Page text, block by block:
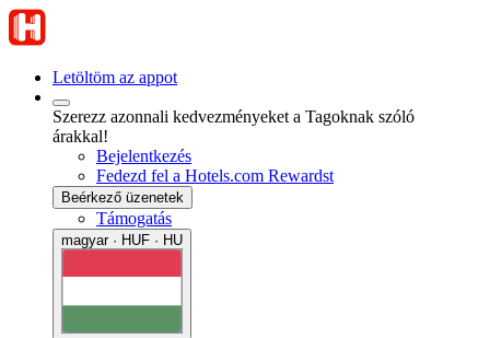
Letöltöm az appot
Szerezz azonnali kedvezményeket a Tagoknak szóló
árakkal!
Bejelentkezés
Fedezd fel a Hotels.com Rewardst
Beérkező üzenetek
Támogatás
magyar · HUF · HU